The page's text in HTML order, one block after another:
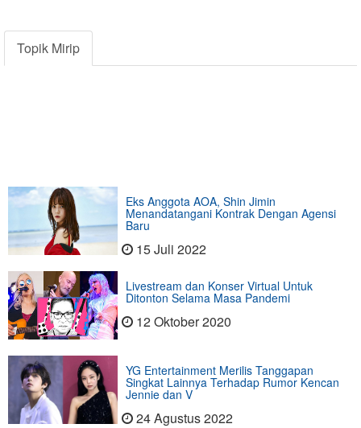
Topik Mirip
Eks Anggota AOA, Shin Jimin
Menandatangani Kontrak Dengan Agensi
Baru
15 Juli 2022
Livestream dan Konser Virtual Untuk
Ditonton Selama Masa Pandemi
12 Oktober 2020
YG Entertainment Merilis Tanggapan
Singkat Lainnya Terhadap Rumor Kencan
Jennie dan V
24 Agustus 2022